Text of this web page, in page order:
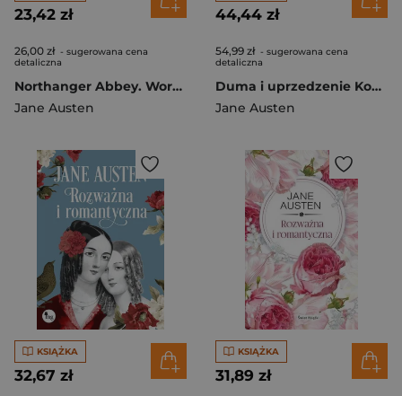
23,42 zł
26,00 zł - sugerowana cena
detaliczna
Northanger Abbey. Wordsworth Classics wer. angielska
Jane Austen
44,44 zł
54,99 zł - sugerowana cena
detaliczna
Duma i uprzedzenie Komiks
Jane Austen
KSIĄŻKA
32,67 zł
KSIĄŻKA
31,89 zł